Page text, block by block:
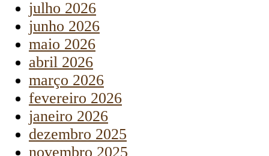
julho 2026
junho 2026
maio 2026
abril 2026
março 2026
fevereiro 2026
janeiro 2026
dezembro 2025
novembro 2025